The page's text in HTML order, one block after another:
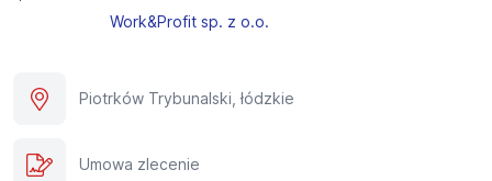
Work&Profit sp. z o.o.
Piotrków Trybunalski, łódzkie
Umowa zlecenie